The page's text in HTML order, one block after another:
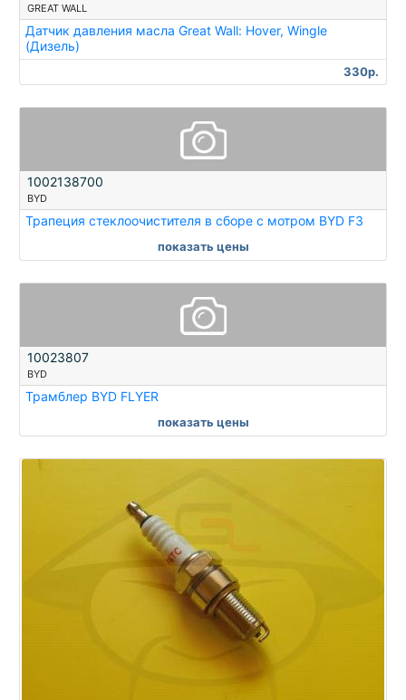
GREAT WALL
Датчик давления масла Great Wall: Hover, Wingle
(Дизель)
330р.
1002138700
BYD
Трапеция стеклоочистителя в сборе с мотром BYD F3
показать цены
10023807
BYD
Трамблер BYD FLYER
показать цены